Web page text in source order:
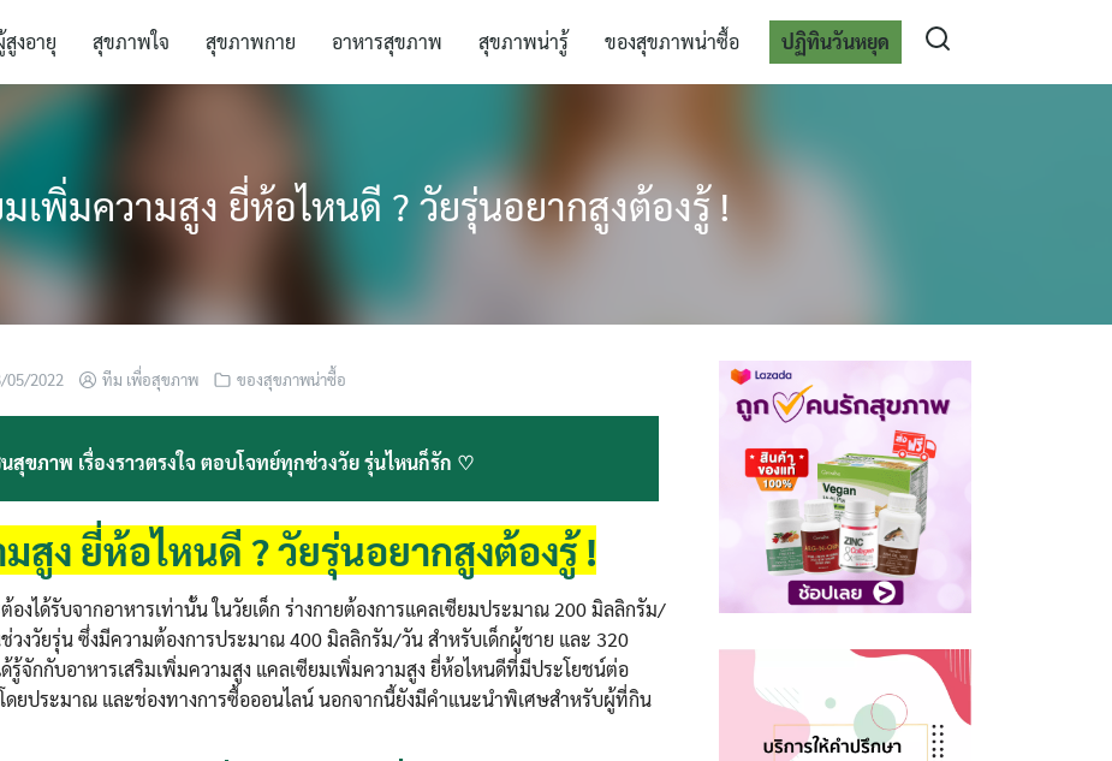
สูงอายุ สุขภาพใจ สุขภาพกาย อาหารสุขภาพ สุขภาพน่ารู้ ของสุขภาพน่าซื้อ ปฏิทินวันหยุด
เพิ่มความสูง ยี่ห้อไหนดี ? วัยรุ่นอยากสูงต้องรู้ !
05/2022 ทีม เพื่อสุขภาพ ของสุขภาพน่าซื้อ
สุขภาพ เรื่องราวตรงใจ ตอบโจทย์ทุกช่วงวัย รุ่นไหนก็รัก ♡
สูง ยี่ห้อไหนดี ? วัยรุ่นอยากสูงต้องรู้ !
องได้รับจากอาหารเท่านั้น ในวัยเด็ก ร่างกายต้องการแคลเซียมประมาณ 200 มิลลิกรัม/
วงวัยรุ่น ซึ่งมีความต้องการประมาณ 400 มิลลิกรัม/วัน สำหรับเด็กผู้ชาย และ 320
จักกับอาหารเสริมเพิ่มความสูง แคลเซียมเพิ่มความสูง ยี่ห้อไหนดีที่มีประโยชน์ต่อ
ดยประมาณ และช่องทางการซื้อออนไลน์ นอกจากนี้ยังมีคำแนะนำพิเศษสำหรับผู้ที่กิน